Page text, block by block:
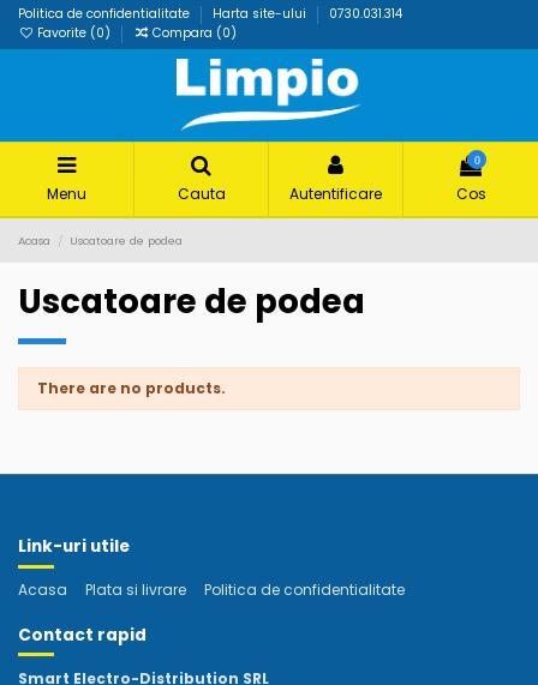
Politica de confidentialitate Harta site-ului
0730.031.314
Favorite (0) Compara (0)
Menu Cauta Autentificare
0
Cos
Acasa Uscatoare de podea
Uscatoare de podea
There are no products.
Link-uri utile
Acasa Plata si livrare Politica de confidentialitate
Contact rapid
Smart Electro-Distribution SRL